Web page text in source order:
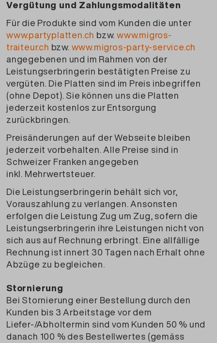
Vergütung und Zahlungsmodalitäten
Für die Produkte sind vom Kunden die unter
www.partyplatten.ch bzw.www.migros-
traiteur.ch bzw. www.migros-party-service.ch
angegebenen und im Rahmen von der
Leistungserbringerin bestätigten Preise zu
vergüten. Die Platten sind im Preis inbegriffen
(ohne Depot). Sie können uns die Platten
jederzeit kostenlos zur Entsorgung
zurückbringen.
Preisänderungen auf derWebseite bleiben
jederzeit vorbehalten. Alle Preise sind in
Schweizer Franken angegeben
inkl. Mehrwertsteuer.
Die Leistungserbringerin behält sich vor,
Vorauszahlung zu verlangen. Ansonsten
erfolgen die Leistung Zug um Zug, sofern die
Leistungserbringerin ihre Leistungen nicht von
sich aus auf Rechnung erbringt. Eine allfällige
Rechnung ist innert 30 Tagen nach Erhalt ohne
Abzüge zu begleichen.
Stornierung
Bei Stornierung einer Bestellung durch den
Kunden bis 3 Arbeitstage vor dem
Liefer-/Abholtermin sind vom Kunden 50 % und
danach 100 % des Bestellwertes (gemäss